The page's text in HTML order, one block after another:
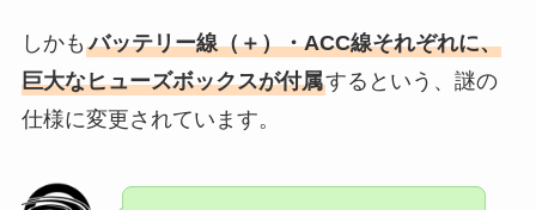
しかも バッテリー線（＋）・ACC線それぞれに、
巨大なヒューズボックスが付属するという、謎の
仕様に変更されています。